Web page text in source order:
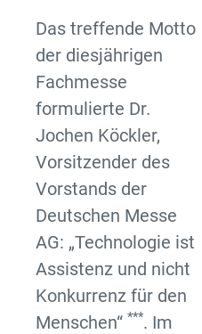
Das treffende Motto
der diesjährigen
Fachmesse
formulierte Dr.
Jochen Köckler,
Vorsitzender des
Vorstands der
Deutschen Messe
AG: „Technologie ist
Assistenz und nicht
Konkurrenz für den
Menschen“ ***. Im